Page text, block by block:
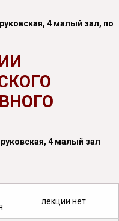
4 малый зал, по
4 малый зал
лекции нет